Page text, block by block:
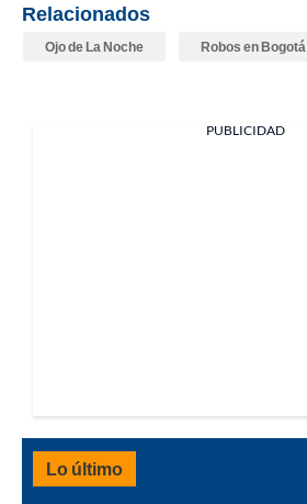
Relacionados
Ojo de La Noche Robos en Bogotá
PUBLICIDAD
Lo último